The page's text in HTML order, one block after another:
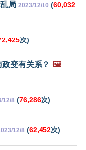
局 2023/12/10 (60,032
次)
变有关系？ 🖼️
12/8 (76,286次)
12/8 (62,452次)